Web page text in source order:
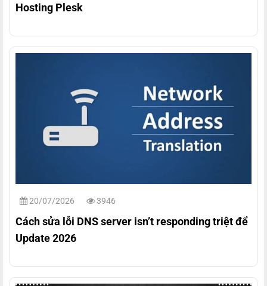
Hosting Plesk
20/07/2026 3946
Cách sửa lỗi DNS server isn’t responding triệt để
Update 2026